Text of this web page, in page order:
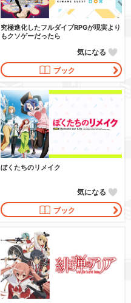
究極進化したフルダイブRPGが現実より
もクソゲーだったら
ブック
気になる
ぼくたちのリメイク
ブック
気になる